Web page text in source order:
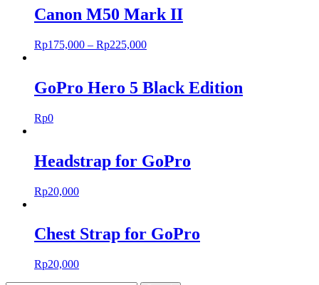
Canon M50 Mark II
Rp175,000 – Rp225,000
GoPro Hero 5 Black Edition
Rp0
Headstrap for GoPro
Rp20,000
Chest Strap for GoPro
Rp20,000